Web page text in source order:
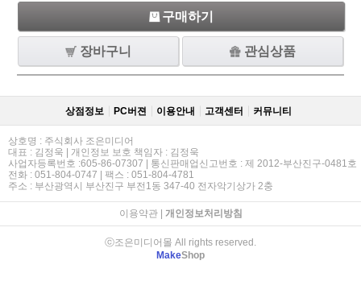
구매하기
장바구니 관심상품
상점정보 PC버젼 이용안내 고객센터 커뮤니티
상호명 : 주식회사 조은미디어
대표 : 김정욱 | 개인정보 보호 책임자 : 김정욱
사업자등록번호 :605-86-07307 | 통신판매업신고번호 : 제 2012-부산진구-0481호
전화 : 051-804-0747 | 팩스 : 051-804-4781
주소 : 부산광역시 부산진구 부전1동 347-40 전자악기상가 2충
이용약관| 개인정보처리방침
ⓒ조은미디어몰 All rights reserved.
MakeShop